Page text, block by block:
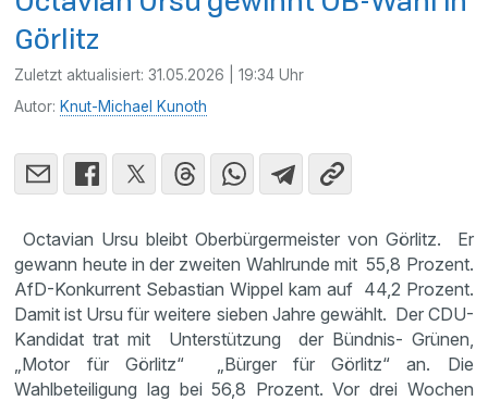
Görlitz
Zuletzt aktualisiert:31.05.2026 | 19:34 Uhr
Autor: Knut-Michael Kunoth
Octavian Ursu bleibt Oberbürgermeister von Görlitz. Er
gewann heute in der zweiten Wahlrunde mit 55,8 Prozent.
AfD-Konkurrent Sebastian Wippel kam auf 44,2 Prozent.
Damit ist Ursu für weitere sieben Jahre gewählt. Der CDU-
Kandidat trat mit Unterstützung der Bündnis- Grünen,
„Motor für Görlitz“ „Bürger für Görlitz“ an. Die
Wahlbeteiligung lag bei 56,8 Prozent. Vor drei Wochen